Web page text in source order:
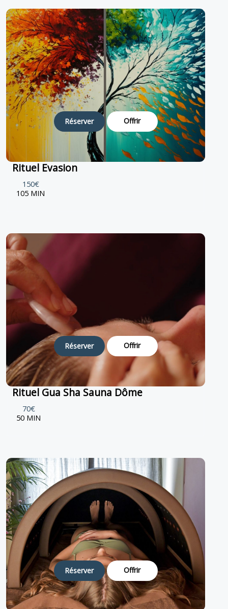
Réserver Offrir
Rituel Evasion
150€
105 MIN
Réserver Offrir
Rituel Gua Sha Sauna Dôme
70€
50 MIN
Réserver Offrir